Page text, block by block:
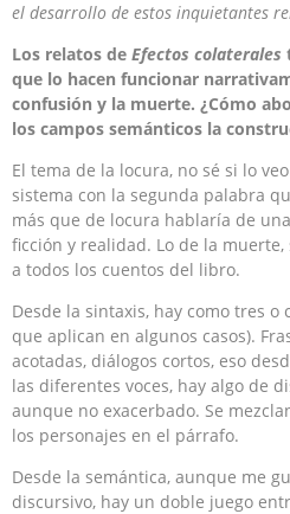
el desarrollo de estos inquietantes
Los relatos de Efectos colaterales
que lo hacen funcionar
confusión y la muerte. ¿Cómo
los campos semánticos la
El tema de la locura, no sé si lo
sistema con la segunda palabra
más que de locura hablaría de
ficción y realidad. Lo de la
a todos los cuentos del libro.
Desde la sintaxis, hay como tres
que aplican en algunos casos).
acotadas, diálogos cortos, eso
las diferentes voces, hay algo de
aunque no exacerbado. Se
los personajes en el párrafo.
Desde la semántica, aunque me
discursivo, hay un doble juego